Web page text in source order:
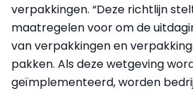
verpakkingen. “Deze richtlijn
maatregelen voor om de
van verpakkingen en
pakken. Als deze wetgeving
geïmplementeerd, worden